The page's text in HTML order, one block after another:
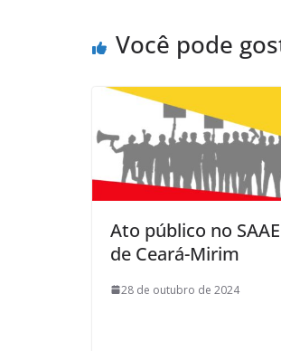
Você pode
Ato público no SAAE
de Ceará-Mirim
28 de outubro de 2024